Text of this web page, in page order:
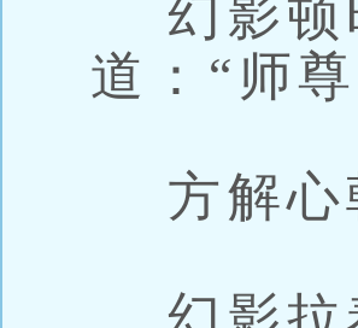
幻影顿
道：“师
方解心